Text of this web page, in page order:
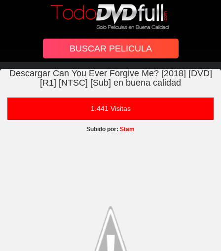
Descargar Can You Ever Forgive Me? [2018] [DVD]
[R1] [NTSC] [Sub] en buena calidad
1.441 Visitas
Subido por: Stam